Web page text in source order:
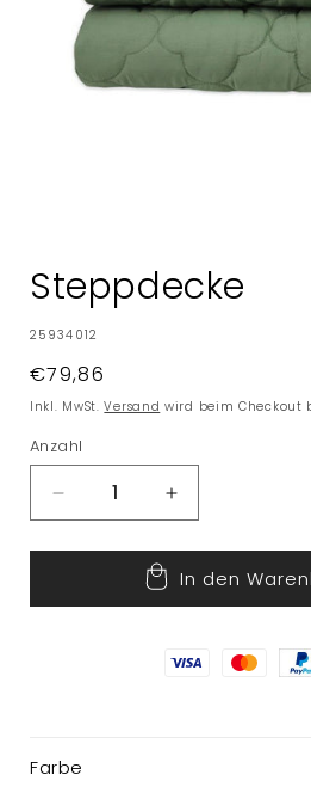
Modal
öffnen
Steppdecke
SKU:
25934012
Normaler
Preis
€79,86
Inkl. MwSt.Versand wird beim Checkout
Anzahl
Verringere
die
Menge
Steppdecke
Erhöhe
die
Menge
für
Steppdecke
In den
Farbe